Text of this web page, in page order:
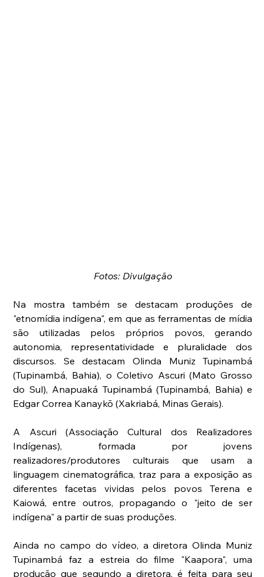
Fotos: Divulgação
Na mostra também se destacam produções de
"etnomídia indígena", em que as ferramentas de mídia
são utilizadas pelos próprios povos, gerando
autonomia, representatividade e pluralidade dos
discursos. Se destacam Olinda Muniz Tupinambá
(Tupinambá, Bahia), o Coletivo Ascuri (Mato Grosso
do Sul), Anapuaká Tupinambá (Tupinambá, Bahia) e
Edgar Correa Kanaykõ (Xakriabá, Minas Gerais).
A Ascuri (Associação Cultural dos Realizadores
Indígenas), formada por jovens
realizadores/produtores culturais que usam a
linguagem cinematográfica, traz para a exposição as
diferentes facetas vividas pelos povos Terena e
Kaiowá, entre outros, propagando o "jeito de ser
indígena" a partir de suas produções.
Ainda no campo do vídeo, a diretora Olinda Muniz
Tupinambá faz a estreia do filme "Kaapora", uma
produção que segundo a diretora, é feita para seu